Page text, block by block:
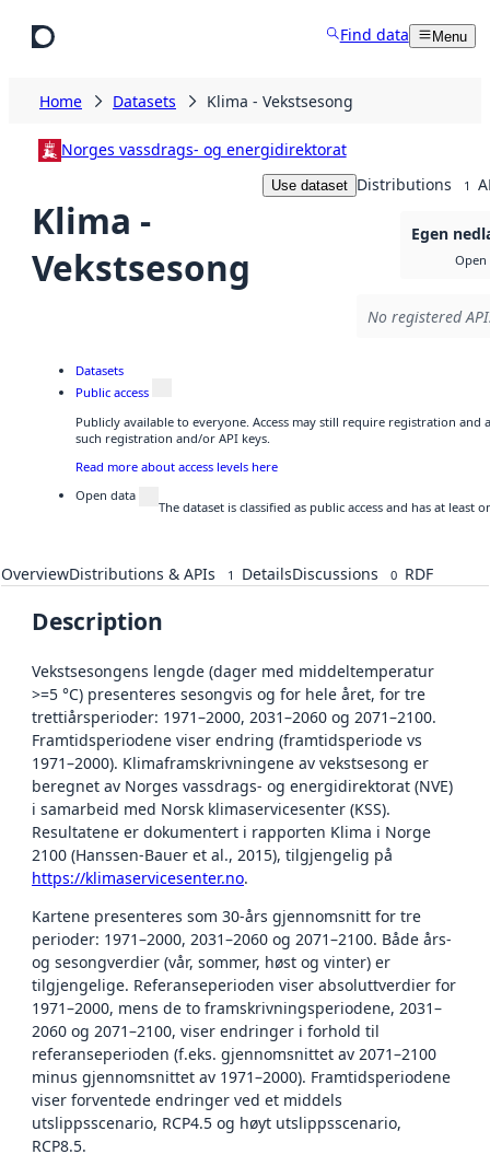
Find data Menu
Home Datasets Klima - Vekstsesong
Norges vassdrags- og energidirektorat
Klima -
Vekstsesong
Use dataset Distributions 1
Egen
Open
No registered
Datasets
Public access
Publicly available to everyone. Access may still require registration and
such registration and/or API keys.
Read more about access levels here
Open data
The dataset is classified as public access and has at
OverviewDistributions & APIs 1 DetailsDiscussions 0 RDF
Description
Vekstsesongens lengde (dager med middeltemperatur
>=5 °C) presenteres sesongvis og for hele året, for tre
trettiårsperioder: 1971–2000, 2031–2060 og 2071–2100.
Framtidsperiodene viser endring (framtidsperiode vs
1971–2000). Klimaframskrivningene av vekstsesong er
beregnet av Norges vassdrags- og energidirektorat (NVE)
i samarbeid med Norsk klimaservicesenter (KSS).
Resultatene er dokumentert i rapporten Klima i Norge
2100 (Hanssen-Bauer et al., 2015), tilgjengelig på
https://klimaservicesenter.no.
Kartene presenteres som 30-års gjennomsnitt for tre
perioder: 1971–2000, 2031–2060 og 2071–2100. Både års-
og sesongverdier (vår, sommer, høst og vinter) er
tilgjengelige. Referanseperioden viser absoluttverdier for
1971–2000, mens de to framskrivningsperiodene, 2031–
2060 og 2071–2100, viser endringer i forhold til
referanseperioden (f.eks. gjennomsnittet av 2071–2100
minus gjennomsnittet av 1971–2000). Framtidsperiodene
viser forventede endringer ved et middels
utslippsscenario, RCP4.5 og høyt utslippsscenario,
RCP8.5.